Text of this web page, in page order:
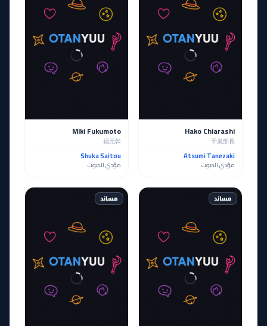
Hako Chiarashi
千嵐部長
Atsumi Tanezaki
مؤدي الصوت
Miki Fukumoto
福元幹
Shuka Saitou
مؤدي الصوت
مساند مساند